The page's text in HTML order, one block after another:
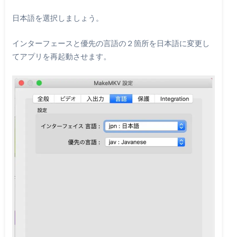
日本語を選択しましょう。
インターフェースと優先の言語の２箇所を日本語に変更し
てアプリを再起動させます。